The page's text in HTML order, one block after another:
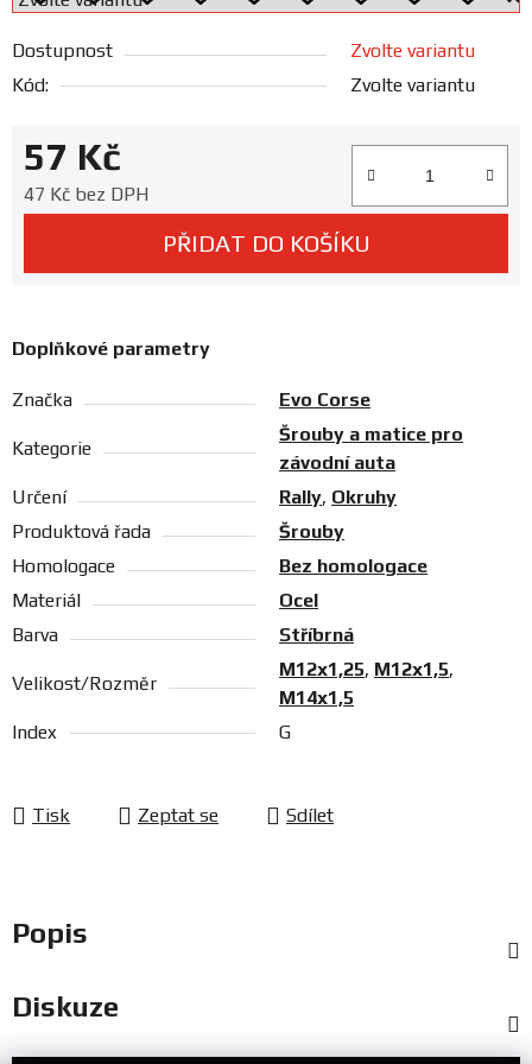
Prodejny
Dostupnost
Zvolte variantu
Kód:
Zvolte variantu
57 Kč
47 Kč bez DPH
PŘIDAT DO KOŠÍKU
Doplňkové parametry
Značka Evo Corse
Kategorie
Šrouby a matice pro
závodní auta
Určení
Rally, Okruhy
Produktová řada
Šrouby
Homologace
Bez homologace
Materiál
Ocel
Barva
Stříbrná
Velikost/Rozměr
M12x1,25, M12x1,5,
M14x1,5
Index
G
Tisk Zeptat se Sdílet
Popis
Diskuze